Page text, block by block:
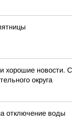
хорошие новости.
округа
отключение воды